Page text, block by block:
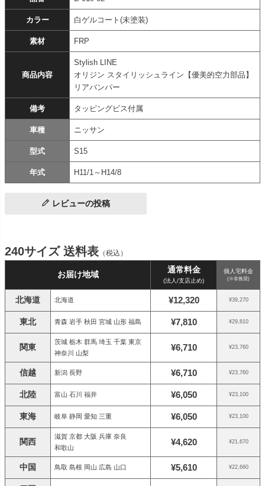
カラー 白ゲルコート(未塗装)
素材 FRP
商品内容
Stylish LINE
オリジン スタイリッシュライン【優美的空力部品】
リアバンパー
備考 タッピングビス付属
車種 ニッサン
型式 S15
年式 H11/1～H14/8
レビューの投稿
240サイズ 送料表 （税込）
お届け地域 通常料金
(法人/支店止め)
個人宅料金
(※非推奨)
北海道 北海道 ¥12,320 ¥39,270
東北 青森 岩手 秋田 宮城 山形 福島 ¥7,810 ¥29,810
関東
茨城 栃木 群馬 埼玉 千葉 東京
神奈川 山梨
¥6,710 ¥23,760
信越 新潟 長野 ¥6,710 ¥23,760
北陸 富山 石川 福井 ¥6,050 ¥23,100
東海 岐阜 静岡 愛知 三重 ¥6,050 ¥23,100
関西
滋賀 京都 大阪 兵庫 奈良
和歌山
¥4,620 ¥21,670
中国 鳥取 島根 岡山 広島 山口 ¥5,610 ¥22,660